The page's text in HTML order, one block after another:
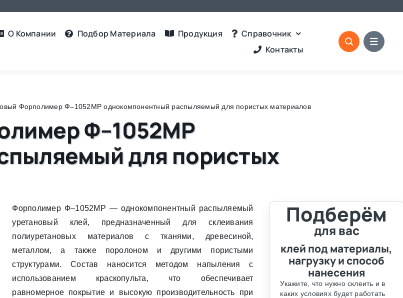
О Компании Подбор Материалa Продукция
Справочник
Контакты
Форполимер Ф–1052МР однокомпонентный распыляемый для пористых материалов
Ф–1052МР
для пористых
Форполимер Ф–1052МР — однокомпонентный распыляемый
уретановый клей, предназначенный для склеивания
полиуретановых материалов с тканями, древесиной,
металлом, а также поролоном и другими пористыми
структурами. Состав наносится методом напыления с
использованием краскопульта, что обеспечивает
равномерное покрытие и высокую производительность при
Подберём
для вас
клей под материалы,
нагрузку и способ
нанесения
Укажите, что нужно склеить и в
каких условиях будет работать